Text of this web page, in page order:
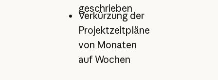
geschrieben
Verkürzung der
Projektzeitpläne
von Monaten
auf Wochen